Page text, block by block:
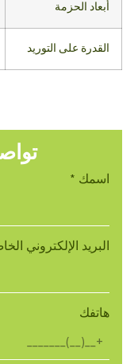
أبعاد الحزمة
القدرة على التوريد
اسمك *
البريد الإلكتروني
هاتفك